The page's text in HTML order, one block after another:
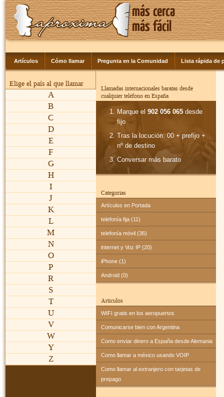
Artículos Cómo llamar Pregunta en la Comunidad Lista rápida de
Elige el país al que llamar
A
B
C
D
E
F
G
H
I
J
K
L
M
N
O
P
R
S
T
U
V
W
Y
Z
Llamadas internacionales baratas desde
cualquier teléfono en España
Marque el902 056 065 desde
fijo
Tras la locución: 00 + prefijo +
nº de destino
Conversar más barato
Categorías
Artículos en Portada
telefonía fija (11)
telefonía móvil (36)
internet y Voz IP (20)
iPhone (1)
Android (0)
Artículos
WIFI gratis en los aeropuertos
Comunicarse bien con Argentina
Como enviar dinero a España desde Alemania
Como llamar a méxico usando VOIP
Como llamar al extranjero con tarjetas de
prepago